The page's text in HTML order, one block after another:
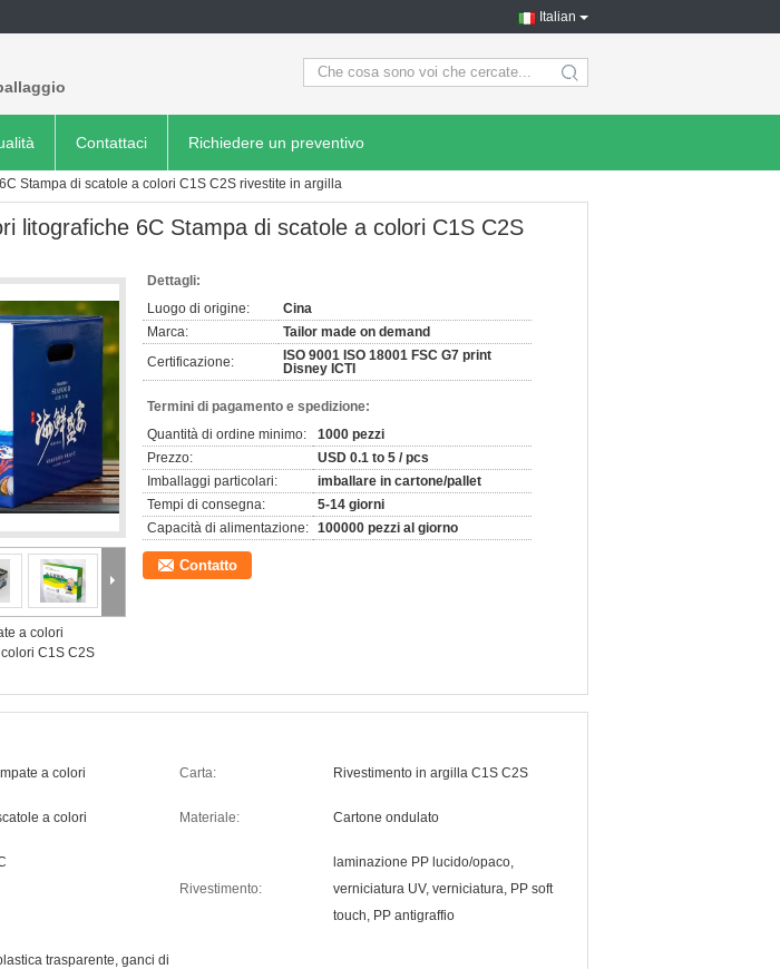
Italian
search
Contattaci Richiedere un preventivo
Stampa di scatole a colori C1S C2S rivestite in argilla
litografiche 6C Stampa di scatole a colori C1S C2S
a colori
C1S C2S
Dettagli:
Luogo di origine:
Cina
Marca:
Tailor made on demand
Certificazione:
ISO 9001 ISO 18001 FSC G7 print
Disney ICTI
Termini di pagamento e spedizione:
Quantità di ordine minimo:
1000 pezzi
Prezzo:
USD 0.1 to 5 / pcs
Imballaggi particolari:
imballare in cartone/pallet
Tempi di consegna:
5-14 giorni
Capacità di alimentazione: 100000 pezzi al giorno
Contatto
a colori Carta: Rivestimento in argilla C1S C2S
a colori Materiale: Cartone ondulato
Rivestimento:
laminazione PP lucido/opaco,
verniciatura UV, verniciatura, PP soft
touch, PP antigraffio
trasparente, ganci di